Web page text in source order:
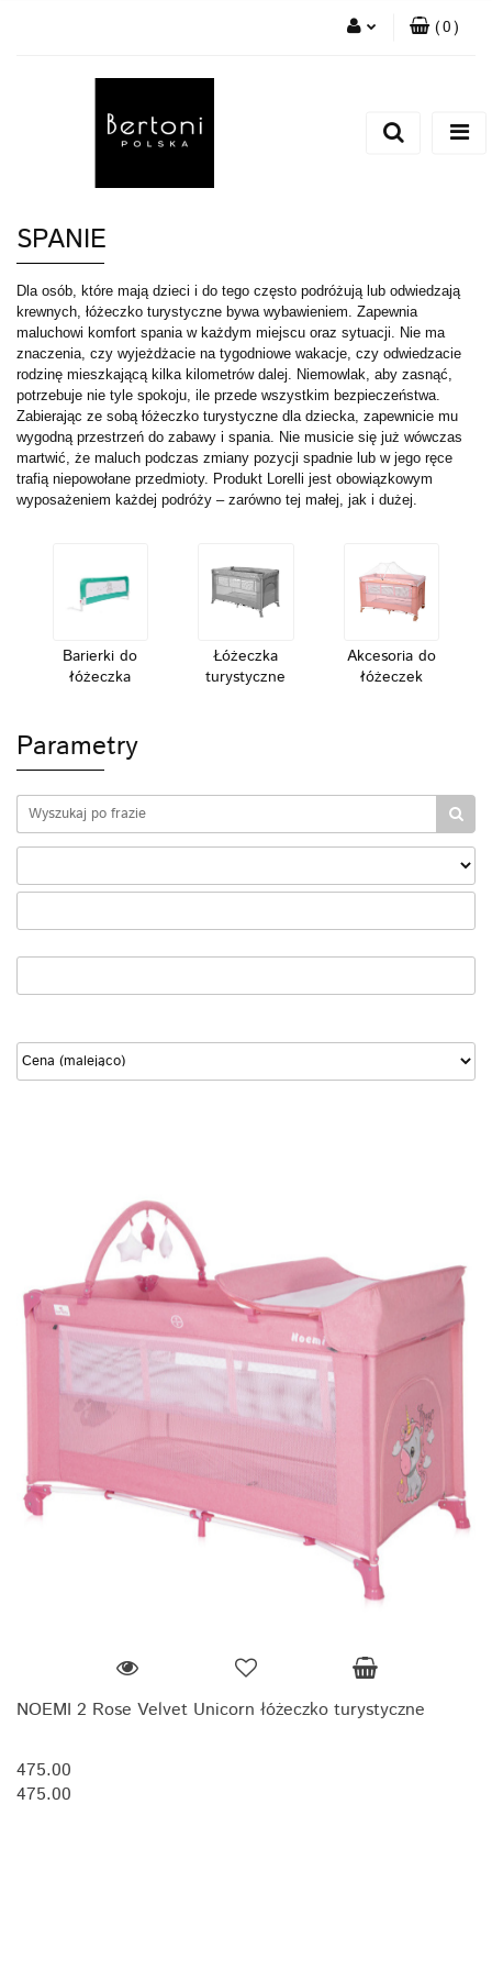
(0)
SPANIE
Dla osób, które mają dzieci i do tego często podróżują lub odwiedzają
krewnych, łóżeczko turystyczne bywa wybawieniem. Zapewnia
maluchowi komfort spania w każdym miejscu oraz sytuacji. Nie ma
znaczenia, czy wyjeżdżacie na tygodniowe wakacje, czy odwiedzacie
rodzinę mieszkającą kilka kilometrów dalej. Niemowlak, aby zasnąć,
potrzebuje nie tyle spokoju, ile przede wszystkim bezpieczeństwa.
Zabierając ze sobą łóżeczko turystyczne dla dziecka, zapewnicie mu
wygodną przestrzeń do zabawy i spania. Nie musicie się już wówczas
martwić, że maluch podczas zmiany pozycji spadnie lub w jego ręce
trafią niepowołane przedmioty. Produkt Lorelli jest obowiązkowym
wyposażeniem każdej podróży – zarówno tej małej, jak i dużej.
Barierki do
łóżeczka
Łóżeczka
turystyczne
Akcesoria do
łóżeczek
Parametry
NOEMI 2 Rose Velvet Unicorn łóżeczko turystyczne
475.00
475.00